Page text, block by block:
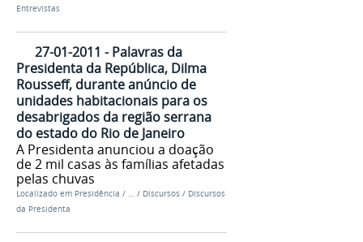
Entrevistas
27-01-2011 - Palavras da
Presidenta da República, Dilma
Rousseff, durante anúncio de
unidades habitacionais para os
desabrigados da região serrana
do estado do Rio de Janeiro
A Presidenta anunciou a doação
de 2 mil casas às famílias afetadas
pelas chuvas
Localizado em Presidência / … / Discursos / Discursos
da Presidenta